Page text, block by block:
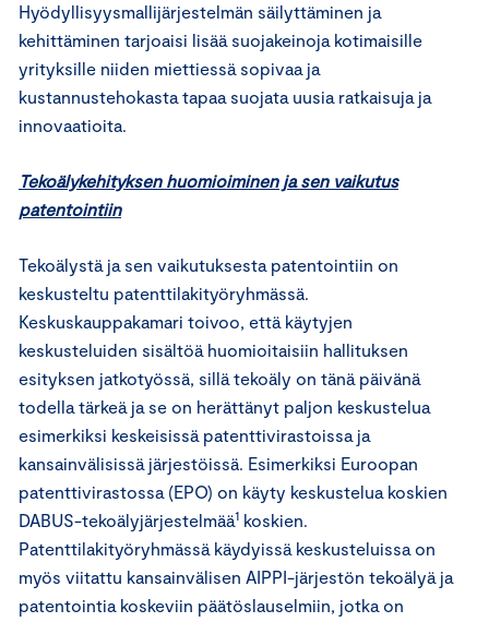
Hyödyllisyysmallijärjestelmän säilyttäminen ja
kehittäminen tarjoaisi lisää suojakeinoja kotimaisille
yrityksille niiden miettiessä sopivaa ja
kustannustehokasta tapaa suojata uusia ratkaisuja ja
innovaatioita.
Tekoälykehityksen huomioiminen ja sen vaikutus
patentointiin
Tekoälystä ja sen vaikutuksesta patentointiin on
keskusteltu patenttilakityöryhmässä.
Keskuskauppakamari toivoo, että käytyjen
keskusteluiden sisältöä huomioitaisiin hallituksen
esityksen jatkotyössä, sillä tekoäly on tänä päivänä
todella tärkeä ja se on herättänyt paljon keskustelua
esimerkiksi keskeisissä patenttivirastoissa ja
kansainvälisissä järjestöissä. Esimerkiksi Euroopan
patenttivirastossa (EPO) on käyty keskustelua koskien
DABUS-tekoälyjärjestelmää1 koskien.
Patenttilakityöryhmässä käydyissä keskusteluissa on
myös viitattu kansainvälisen AIPPI-järjestön tekoälyä ja
patentointia koskeviin päätöslauselmiin, jotka on